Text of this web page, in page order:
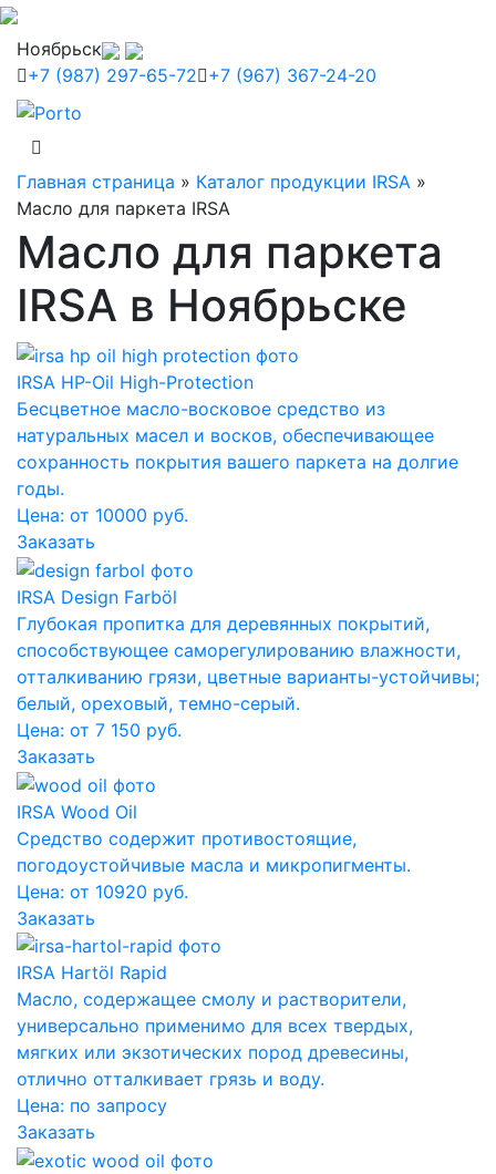
Ноябрьск
+7 (987) 297-65-72 +7 (967) 367-24-20
Главная страница » Каталог продукции IRSA »
Масло для паркета IRSA
Масло для паркета
IRSA в Ноябрьске
IRSA HP-Oil High-Protection
Бесцветное масло-восковое средство из
натуральных масел и восков, обеспечивающее
сохранность покрытия вашего паркета на долгие
годы.
Цена: от 10000 руб.
Заказать
IRSA Design Farböl
Глубокая пропитка для деревянных покрытий,
способствующее саморегулированию влажности,
отталкиванию грязи, цветные варианты-устойчивы;
белый, ореховый, темно-серый.
Цена: от 7 150 руб.
Заказать
IRSA Wood Oil
Средство содержит противостоящие,
погодоустойчивые масла и микропигменты.
Цена: от 10920 руб.
Заказать
IRSA Hartöl Rapid
Масло, содержащее смолу и растворители,
универсально применимо для всех твердых,
мягких или экзотических пород древесины,
отлично отталкивает грязь и воду.
Цена: по запросу
Заказать